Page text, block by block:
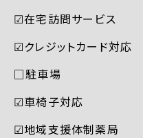
☑︎在宅訪問サービス
☑︎クレジットカード対応
□駐車場
☑︎車椅子対応
☑︎地域支援体制薬局